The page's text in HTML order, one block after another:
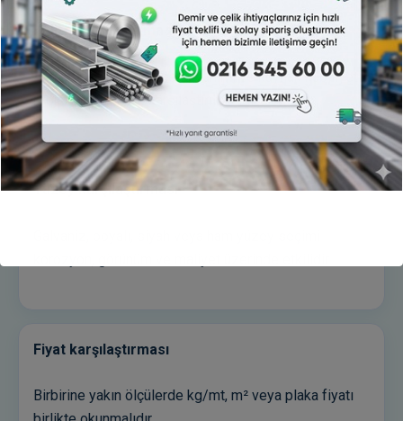
Kalite karşılaştırması
Akma dayanımı, çekme dayanımı ve kaynak kabiliyeti
proje yüküne göre karşılaştırılmalıdır.
Yüzey karşılaştırması
Fiyat karşılaştırması
Birbirine yakın ölçülerde kg/mt, m² veya plaka fiyatı